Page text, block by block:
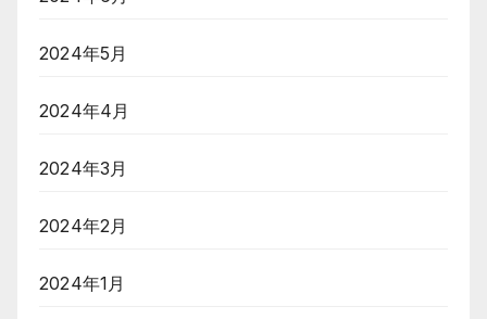
2024年5月
2024年4月
2024年3月
2024年2月
2024年1月